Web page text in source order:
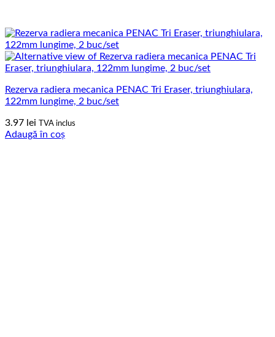
Rezerva radiera mecanica PENAC Tri Eraser, triunghiulara,
122mm lungime, 2 buc/set
3.97 lei TVA inclus
Adaugă în coș